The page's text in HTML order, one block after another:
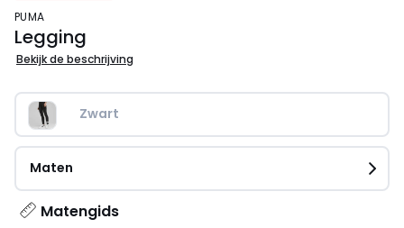
PUMA
Legging
Bekijk de beschrijving
Zwart
Maten
Matengids